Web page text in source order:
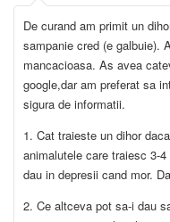
De curand am primit un
sampanie cred (e galbuie).
mancacioasa. As avea
google,dar am preferat sa
sigura de informatii.
1. Cat traieste un dihor
animalutele care traiesc 3-
dau in depresii cand mor.
2. Ce altceva pot sa-i dau